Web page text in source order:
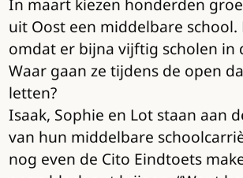
In maart kiezen honderden
uit Oost een middelbare school.
omdat er bijna vijftig scholen in
Waar gaan ze tijdens de open
letten?
Isaak, Sophie en Lot staan aan
van hun middelbare
nog even de Cito Eindtoets